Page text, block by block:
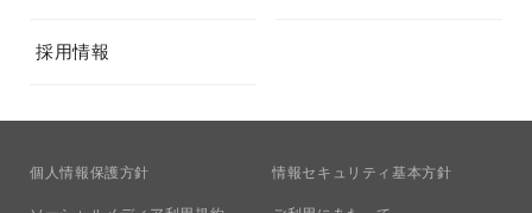
採用情報
個人情報保護方針 情報セキュリティ基本方針